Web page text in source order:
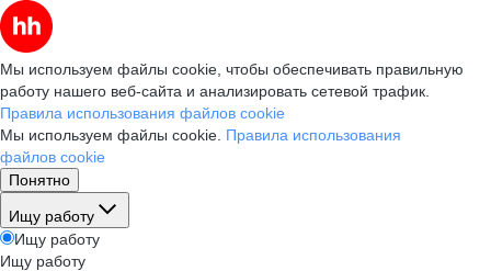
Мы используем файлы cookie, чтобы обеспечивать правильную
работу нашего веб-сайта и анализировать сетевой трафик.
Правила использования файлов cookie
Мы используем файлы cookie. Правила использования
файлов cookie
Понятно
Ищу работу
Ищу работу
Ищу работу